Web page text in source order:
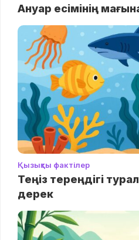
Ануар есімінің
Қызықты фактілер
Теңіз тереңдігі
дерек